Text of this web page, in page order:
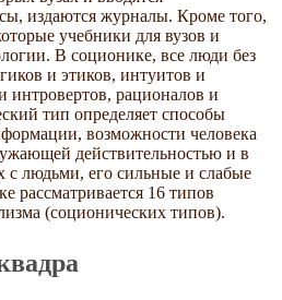
издаются журналы. Кроме того,
учебники для вузов и
В соционике, все люди без
и этиков, интуитов и
интровертов, рационалов и
тип определяет способы
возможности человека
действительностью и в
с людьми, его сильные и слабые
рассматривается 16 типов
(соционических типов).